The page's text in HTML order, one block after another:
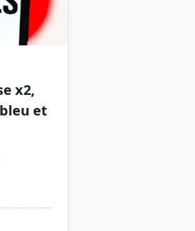
x2,
et